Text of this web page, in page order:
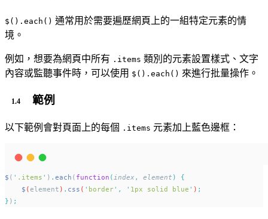
$().each() 通常用於需要遍歷網頁上的一組特定元素的情
境。
例如，想要為網頁中所有 .items 類別的元素設置樣式、文字
內容或監聽事件時，可以使用 $().each() 來進行批量操作。
範例
以下範例會對頁面上的每個 .items 元素加上藍色邊框：
$ ( ' .items ' ) . each ( function (index , element )
{
$ (element ) . css ( ' border' , ' 1px solid blue ' ) ;
} ) ;